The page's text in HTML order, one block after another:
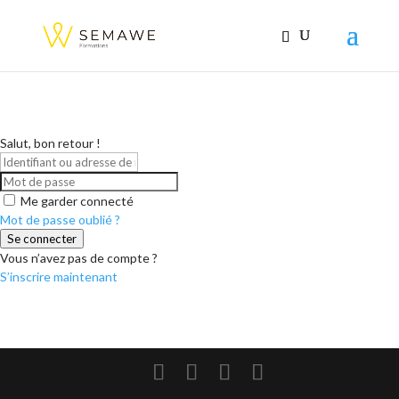
Salut, bon retour !
Me garder connecté
Mot de passe oublié ?
Se connecter
Vous n’avez pas de compte ?
S’inscrire maintenant